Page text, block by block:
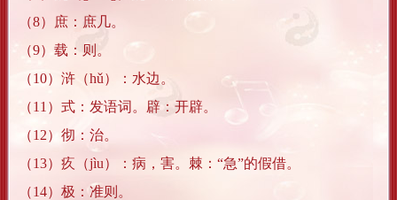
（8）庶：庶几。
（9）载：则。
（10）浒（hǔ）：水边。
（11）式：发语词。辟：开辟。
（12）彻：治。
（13）疚（jìu）：病，害。棘：“急”的假借。
（14）极：准则。